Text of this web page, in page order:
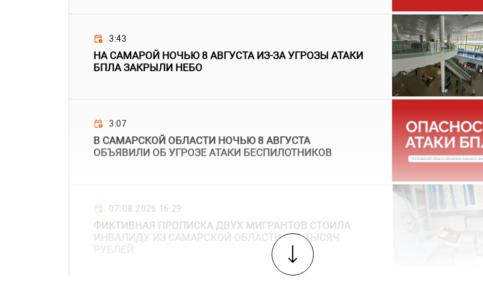
3:43
НА САМАРОЙ НОЧЬЮ 8 АВГУСТА ИЗ-ЗА УГРОЗЫ АТАКИ
БПЛА ЗАКРЫЛИ НЕБО
3:07
В САМАРСКОЙ ОБЛАСТИ НОЧЬЮ 8 АВГУСТА
ОБЪЯВИЛИ ОБ УГРОЗЕ АТАКИ БЕСПИЛОТНИКОВ
07.08.2026 16:29
ФИКТИВНАЯ ПРОПИСКА ДВУХ МИГРАНТОВ СТОИЛА
ИНВАЛИДУ ИЗ САМАРСКОЙ ОБЛАСТИ 100 ТЫСЯЧ